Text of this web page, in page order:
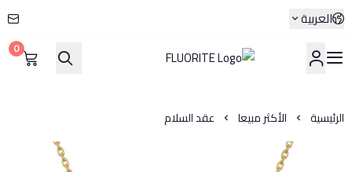
العربية
FLUORITE
0
الرئيسية الأكثر مبيعا عقد السلام